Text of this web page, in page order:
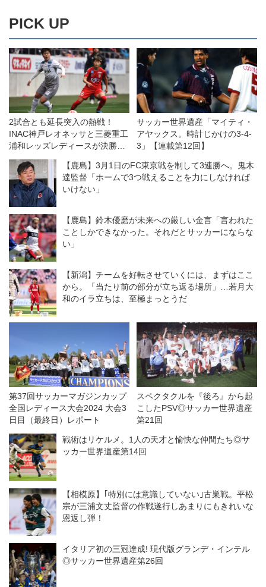
PICK UP
2試合とも延長突入の熱戦！
INAC神戸レオネッサと三菱重工
浦和レッズレディースが決勝へ
◎皇后杯準決勝
サッカー世界遺産「マイティ・
アヤックス。時計じかけの3-4-
3」【連載第12回】
【鹿島】3月1日のFC東京戦を制して3連勝へ。鬼木
達監督「ホームで3つ戦えることを力にしなければ
いけない」
【鹿島】鈴木優磨が未来への厳しい金言「言われた
ことしかできなかった。それだとサッカーにならな
い」
【新潟】チームを好転させていくには、まずはここ
から。「当たり前の部分が立ち返る場所」…若月大
和のイラ立ちは、至極まっとうだ
第37回サッカーマガジンカップ
全国レディース大会2024 大会3
日目（最終日）レポート
スペクタクルを『後ろ』から起
こしたPSV◎サッカー世界遺産
第21回
戦術はリケルメ。1人の天才と愉快な仲間たち◎サ
ッカー世界遺産第14回
【相模原】｢特別には意識していない｣古巣戦。平松
宗が三浦文丈監督の作戦遂行しあまりにもきれいな
恩返し弾！
イタリア初の三冠達成! 現代版グランデ・インテル
◎サッカー世界遺産第26回